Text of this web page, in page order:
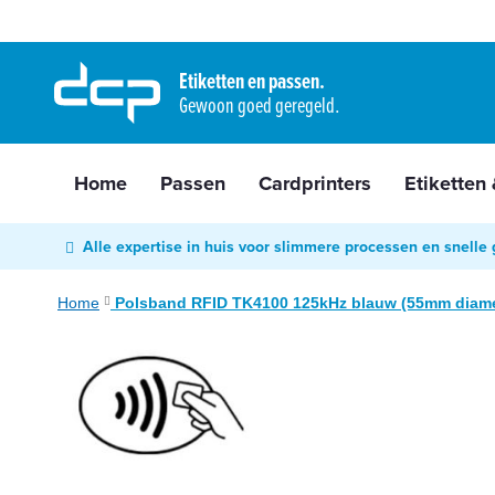
naar
de
inhoud
Etiketten en passen.
Gewoon goed geregeld.
Passen
Cardprinters
&
Readers
&
Diensten
Home Passen Cardprinters Etiketten
Alle expertise in huis voor slimmere processen en snelle
Home Polsband RFID TK4100 125kHz blauw (55mm
het
einde